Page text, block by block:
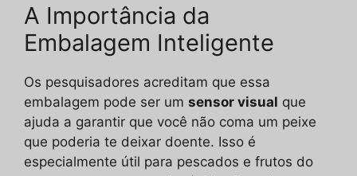
A Importância da
Embalagem Inteligente
Os pesquisadores acreditam que essa
embalagem pode ser um sensor visual que
ajuda a garantir que você não coma um peixe
que poderia te deixar doente. Isso é
especialmente útil para pescados e frutos do